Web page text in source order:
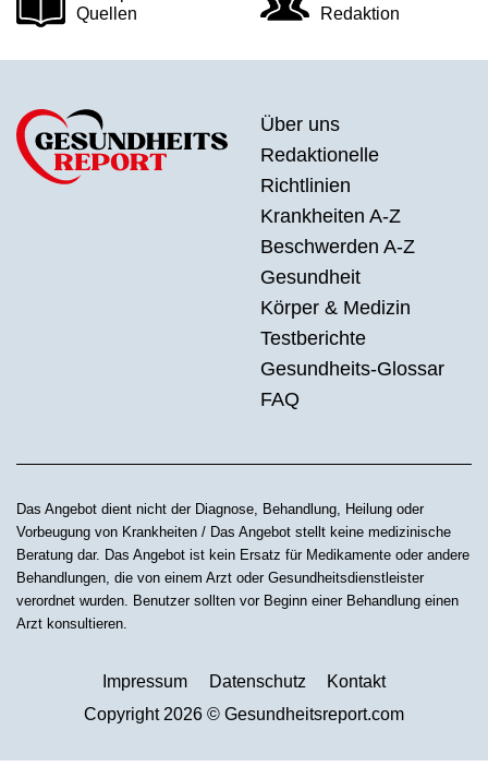
Quellen
Redaktion
Über uns
Redaktionelle
Richtlinien
Krankheiten A-Z
Beschwerden A-Z
Gesundheit
Körper & Medizin
Testberichte
Gesundheits-Glossar
FAQ
Das Angebot dient nicht der Diagnose, Behandlung, Heilung oder
Vorbeugung von Krankheiten / Das Angebot stellt keine medizinische
Beratung dar. Das Angebot ist kein Ersatz für Medikamente oder andere
Behandlungen, die von einem Arzt oder Gesundheitsdienstleister
verordnet wurden. Benutzer sollten vor Beginn einer Behandlung einen
Arzt konsultieren.
Impressum Datenschutz
Kontakt
Copyright 2026 © Gesundheitsreport.com